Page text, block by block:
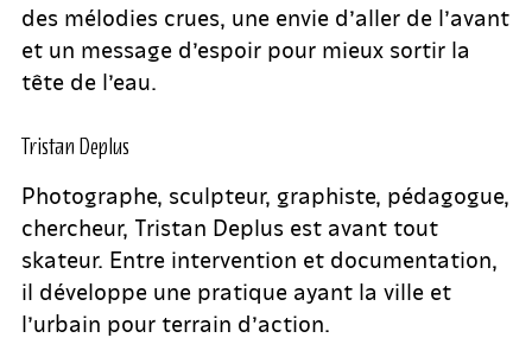
des mélodies crues, une envie d’aller de l’avant
et un message d’espoir pour mieux sortir la
tête de l’eau.
Tristan Deplus
Photographe, sculpteur, graphiste, pédagogue,
chercheur, Tristan Deplus est avant tout
skateur. Entre intervention et documentation,
il développe une pratique ayant la ville et
l’urbain pour terrain d’action.